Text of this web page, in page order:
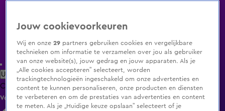
Uitzending Gemist Populaire programma's Zenders Genres
ClipsFilmsRadioSmart TV inlogShop
Volg KIJK
Jouw cookievoorkeuren
Wij en onze29 partners gebruiken cookies en vergelijkbare
technieken om informatie te verzamelen over jou als gebruiker
van onze website(s), jouw gedrag en jouw apparaten. Als je
„Alle cookies accepteren” selecteert, worden
trackingtechnologieën ingeschakeld om onze advertenties en
content te kunnen personaliseren, onze producten en diensten
te verbeteren en om de prestaties van advertenties en content
te meten. Als je „Huidige keuze opslaan” selecteert of je